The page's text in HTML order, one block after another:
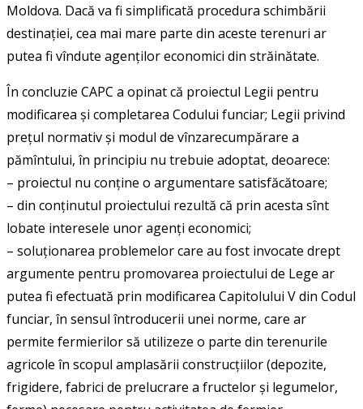
Moldova. Dacă va fi simplificată procedura schimbării
destinației, cea mai mare parte din aceste terenuri ar
putea fi vîndute agenților economici din străinătate.
În concluzie CAPC a opinat că proiectul Legii pentru
modificarea și completarea Codului funciar; Legii privind
prețul normativ și modul de vînzarecumpărare a
pămîntului, în principiu nu trebuie adoptat, deoarece:
– proiectul nu conține o argumentare satisfăcătoare;
– din conținutul proiectului rezultă că prin acesta sînt
lobate interesele unor agenți economici;
– soluționarea problemelor care au fost invocate drept
argumente pentru promovarea proiectului de Lege ar
putea fi efectuată prin modificarea Capitolului V din Codul
funciar, în sensul întroducerii unei norme, care ar
permite fermierilor să utilizeze o parte din terenurile
agricole în scopul amplasării construcțiilor (depozite,
frigidere, fabrici de prelucrare a fructelor și legumelor,